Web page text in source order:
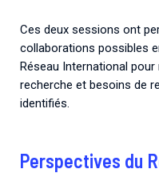
Ces deux sessions ont
collaborations possibles
Réseau International
recherche et besoins de
identifiés.
Perspectives du